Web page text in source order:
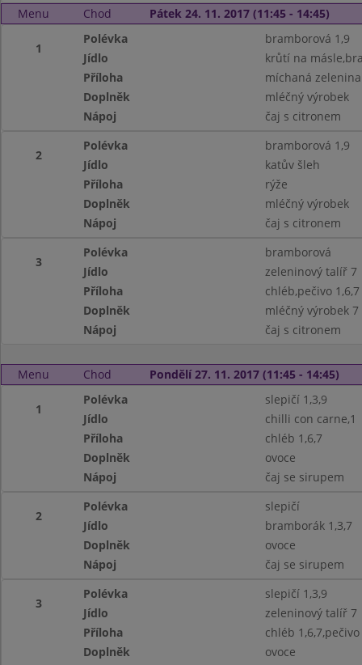
Menu
Chod Pátek 24. 11. 2017 (11:45 - 14:45)
1
Polévka
bramborová 1,9
Jídlo
krůtí na
Příloha
míchaná
Doplněk
mléčný výrobek
Nápoj
čaj s citronem
2
Polévka
bramborová 1,9
Jídlo
katův šleh
Příloha
rýže
Doplněk
mléčný výrobek
Nápoj
čaj s citronem
3
Polévka
bramborová
Jídlo
zeleninový talíř 7
Příloha
chléb,pečivo 1,6,7
Doplněk
mléčný výrobek 7
Nápoj
čaj s citronem
Menu Chod Pondělí 27. 11. 2017 (11:45 - 14:45)
1
Polévka
slepičí 1,3,9
Jídlo
chilli con carne,1
Příloha
chléb 1,6,7
Doplněk
ovoce
Nápoj
čaj se sirupem
2
Polévka
slepičí
Jídlo
bramborák 1,3,7
Doplněk
ovoce
Nápoj
čaj se sirupem
3
Polévka
slepičí 1,3,9
Jídlo
zeleninový talíř 7
Příloha
chléb 1,6,7,pečivo
Doplněk
ovoce